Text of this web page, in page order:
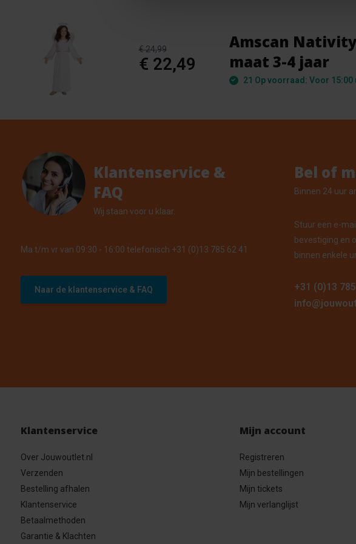
€ 24,99
€ 22,49
Amscan
maat 3-4 jaar
21 Op voorraad: Voor
Klantenservice &
FAQ
Wij staan voor u klaar.
Ma t/m vr van 09:30 - 16:00 telefonisch +31 (0)13 785 62 41
Naar de klantenservice & FAQ
Bel of
Binnen 24 uur
Stuur een e-
bevestiging en
binnen enkele
+31 (0)13
Klantenservice
Over Jouwoutlet.nl
Verzenden
Bestelling afhalen
Klantenservice
Betaalmethoden
Garantie & Klachten
Mijn account
Registreren
Mijn bestellingen
Mijn tickets
Mijn verlanglijst